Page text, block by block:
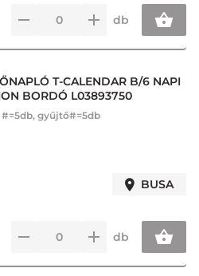
db
T-CALENDAR B/6 NAPI
BORDÓ L03893750
#=5db, gyűjtő#=5db
BUSA
db